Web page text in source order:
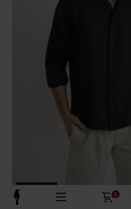
Czarna lniana koszula męska
0